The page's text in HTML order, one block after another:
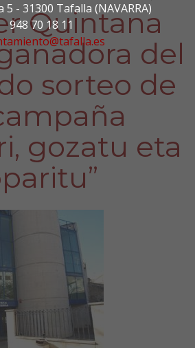
5 - 31300 Tafalla (NAVARRA)
948 70 18 11
Quintana
del
sorteo de
gozatu eta